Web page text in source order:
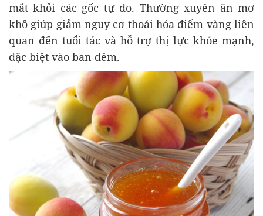
mắt khỏi các gốc tự do. Thường xuyên ăn mơ
khô giúp giảm nguy cơ thoái hóa điểm vàng liên
quan đến tuổi tác và hỗ trợ thị lực khỏe mạnh,
đặc biệt vào ban đêm.